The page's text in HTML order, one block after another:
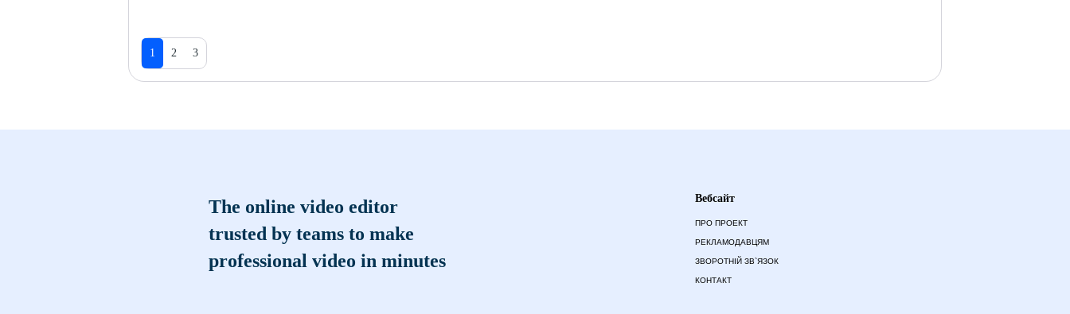
1 2 3
The online video editor
trusted by teams to make
professional video in minutes
Вебсайт
ПРО ПРОЕКТ
РЕКЛАМОДАВЦЯМ
ЗВОРОТНІЙ ЗВ`ЯЗОК
КОНТАКТ